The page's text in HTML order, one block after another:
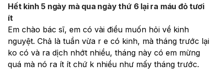
Hết kinh 5 ngày mà qua ngày thứ 6 lại ra máu đỏ tươi
ít
Em chào bác sĩ, em có vài điều muốn hỏi về kinh
nguyệt. Chả là tuần vừa r e có kinh, mà tháng trước lại
ko có và ra dịch nhớt nhiều, tháng này có em mừng
quá mà nó ra ít ít chứ k nhiều như mấy tháng trước.